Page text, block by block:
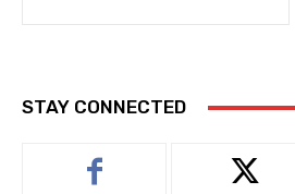
STAY CONNECTED